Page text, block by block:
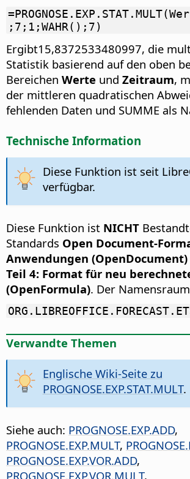
;7;1;WAHR();7)
Ergibt15,8372533480997, die
Statistik basierend auf den oben
Bereichen Werte und Zeitraum,
der mittleren quadratischen
fehlenden Daten und SUMME als
Technische Information
Diese Funktion ist seit
verfügbar.
Diese Funktion ist NICHT
Standards Open Document-
Anwendungen (OpenDocument)
Teil 4: Format für neu
(OpenFormula). Der
Verwandte Themen
Englische Wiki-Seite zu
PROGNOSE.EXP.STAT.MULT.
Siehe auch: PROGNOSE.EXP.ADD,
PROGNOSE.EXP.MULT,
PROGNOSE.EXP.VOR.ADD,
PROGNOSE.EXP.VOR.MULT,